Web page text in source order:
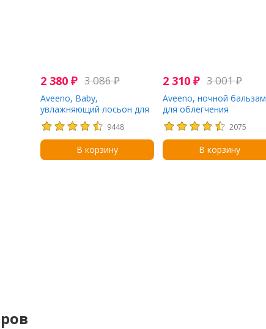
2 380 ₽ 3 086₽
Aveeno, Baby,
увлажняющий лосьон для
ежедневного применения,
для детей, без запаха, 354
мл (12 жидк. унций)
9448
В корзину
2 310 ₽ 3 001₽
Aveeno, ночной бальзам
для облегчения
симптомов экземы у
детей, без отдушки, 156 г
(5,5 унции)
2075
В корзину